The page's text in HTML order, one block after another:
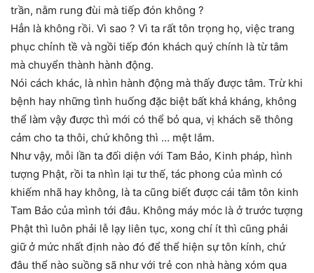
trần, nằm rung đùi mà tiếp đón không ?
Hẳn là không rồi. Vì sao ? Vì ta rất tôn trọng họ, việc trang
phục chỉnh tề và ngồi tiếp đón khách quý chính là từ tâm
mà chuyển thành hành động.
Nói cách khác, là nhìn hành động mà thấy được tâm. Trừ khi
bệnh hay những tình huống đặc biệt bất khả kháng, không
thể làm vậy được thì mới có thể bỏ qua, vị khách sẽ thông
cảm cho ta thôi, chứ không thì … mệt lắm.
Như vậy, mỗi lần ta đối diện với Tam Bảo, Kinh pháp, hình
tượng Phật, rồi ta nhìn lại tư thế, tác phong của mình có
khiếm nhã hay không, là ta cũng biết được cái tâm tôn kinh
Tam Bảo của mình tới đâu. Không máy móc là ở trước tượng
Phật thì luôn phải lễ lạy liên tục, xong chí ít thì cũng phải
giữ ở mức nhất định nào đó để thể hiện sự tôn kính, chứ
đâu thể nào suồng sã như với trẻ con nhà hàng xóm qua